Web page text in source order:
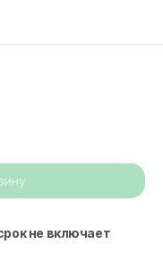
не включает